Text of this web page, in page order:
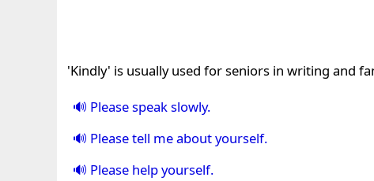
'Kindly' is usually used for seniors in writing and
Please speak slowly.
Please tell me about yourself.
Please help yourself.